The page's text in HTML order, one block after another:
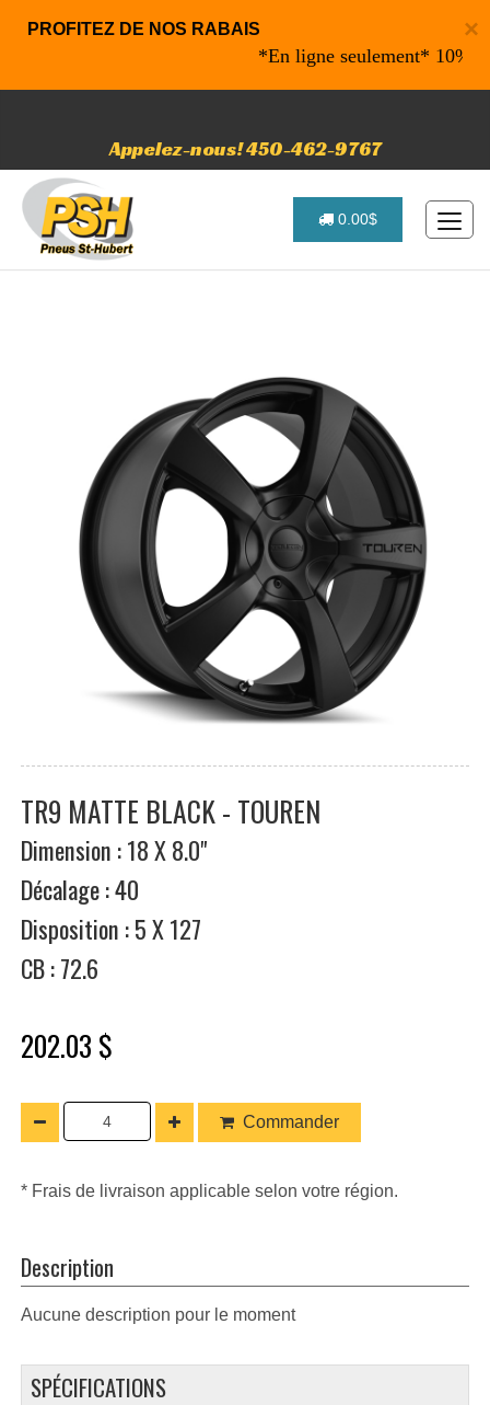
×
PROFITEZ DE NOS RABAIS
*En ligne seulement* 10% de
Appelez-nous! 450-462-9767
0.00$
TR9 MATTE BLACK - TOUREN
Dimension : 18 X 8.0"
Décalage : 40
Disposition : 5 X 127
CB : 72.6
202.03 $
Commander
* Frais de livraison applicable selon votre région.
Description
Aucune description pour le moment
SPÉCIFICATIONS